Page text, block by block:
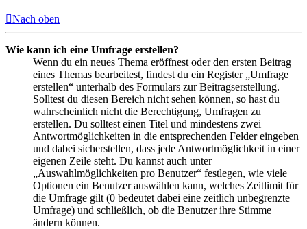
Nach oben
Wie kann ich eine Umfrage erstellen?
Wenn du ein neues Thema eröffnest oder den ersten Beitrag
eines Themas bearbeitest, findest du ein Register „Umfrage
erstellen“ unterhalb des Formulars zur Beitragserstellung.
Solltest du diesen Bereich nicht sehen können, so hast du
wahrscheinlich nicht die Berechtigung, Umfragen zu
erstellen. Du solltest einen Titel und mindestens zwei
Antwortmöglichkeiten in die entsprechenden Felder eingeben
und dabei sicherstellen, dass jede Antwortmöglichkeit in einer
eigenen Zeile steht. Du kannst auch unter
„Auswahlmöglichkeiten pro Benutzer“ festlegen, wie viele
Optionen ein Benutzer auswählen kann, welches Zeitlimit für
die Umfrage gilt (0 bedeutet dabei eine zeitlich unbegrenzte
Umfrage) und schließlich, ob die Benutzer ihre Stimme
ändern können.